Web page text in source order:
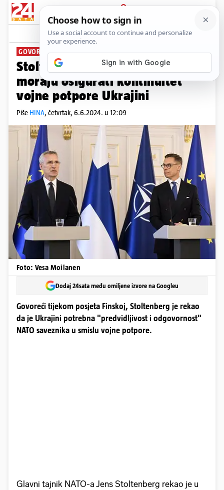
PRIJAVA
News Komentari
GOVOR U FINSKOJ
Stoltenberg u Finskoj: Saveznici
moraju osigurati kontinuitet
vojne potpore Ukrajini
Piše HINA, četvrtak, 6.6.2024. u 12:09
Foto: Vesa Moilanen
Dodaj 24sata među omiljene izvore na Googleu
Govoreći tijekom posjeta Finskoj, Stoltenberg je rekao
da je Ukrajini potrebna "predvidljivost i odgovornost"
NATO saveznika u smislu vojne potpore.
Glavni tajnik NATO-a Jens Stoltenberg rekao je u